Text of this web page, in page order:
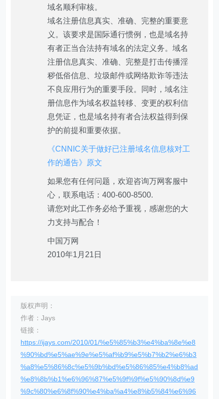
域名顺利审核。
域名注册信息真实、准确、完整的重要意
义。该要求是国际通行惯例，也是域名持
有者正当合法持有域名的法定义务。域名
注册信息真实、准确、完整是打击传播淫
秽低俗信息、垃圾邮件或网络欺诈等违法
不良应用行为的重要手段。同时，域名注
册信息作为域名权益转移、变更的权利信
息凭证，也是域名持有者合法权益得到保
护的前提和重要依据。
《CNNIC关于做好已注册域名信息核对工
作的通告》原文
如果您有任何问题，欢迎咨询万网客服中
心，联系电话：400-600-8500.
请您对此工作务必给予重视，感谢您的大
力支持与配合！
中国万网
2010年1月21日
版权声明：
作者：Jays
链接：
https://ijays.com/2010/01/%e5%85%b3%e4%ba%8e%e8
%90%bd%e5%ae%9e%e5%af%b9%e5%b7%b2%e6%b3
%a8%e5%86%8c%e5%9b%bd%e5%86%85%e4%b8%ad
%e8%8b%b1%e6%96%87%e5%9f%9f%e5%90%8d%e9
%9c%80%e6%8f%90%e4%ba%a4%e8%b5%84%e6%96